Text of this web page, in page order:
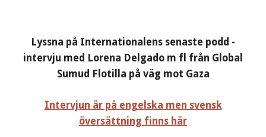
Lyssna på Internationalens senaste podd -
intervju med Lorena Delgado m fl från Global
Sumud Flotilla på väg mot Gaza
Intervjun är på engelska men svensk
översättning finns här